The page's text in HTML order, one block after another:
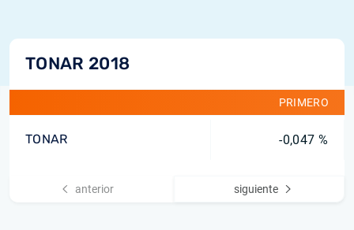
TONAR 2018
PRIMERO
TONAR -0,047 %
anterior siguiente